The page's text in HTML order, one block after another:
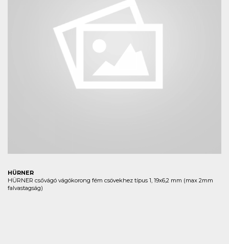
HÜRNER
HÜRNER csővágó vágókorong fém csövekhez típus 1, 19x6,2 mm (max 2mm
falvastagság)